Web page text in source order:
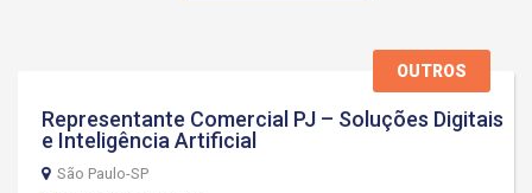
OUTROS
Representante Comercial PJ – Soluções Digitais
e Inteligência Artificial
São Paulo-SP